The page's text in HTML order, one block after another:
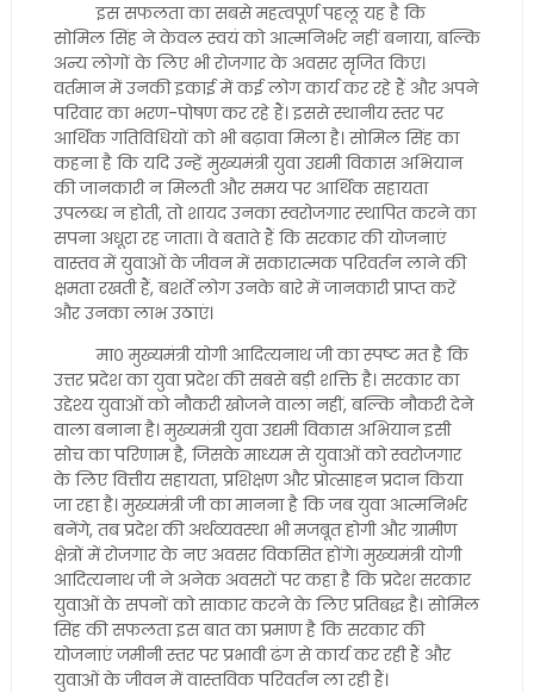
इस सफलता का सबसे महत्वपूर्ण पहलू यह है कि
सोमिल सिंह ने केवल स्वयं को आत्मनिर्भर नहीं बनाया, बल्कि
अन्य लोगों के लिए भी रोजगार के अवसर सृजित किए।
वर्तमान में उनकी इकाई में कई लोग कार्य कर रहे हैं और अपने
परिवार का भरण-पोषण कर रहे हैं। इससे स्थानीय स्तर पर
आर्थिक गतिविधियों को भी बढ़ावा मिला है। सोमिल सिंह का
कहना है कि यदि उन्हें मुख्यमंत्री युवा उद्यमी विकास अभियान
की जानकारी न मिलती और समय पर आर्थिक सहायता
उपलब्ध न होती, तो शायद उनका स्वरोजगार स्थापित करने का
सपना अधूरा रह जाता। वे बताते हैं कि सरकार की योजनाएं
वास्तव में युवाओं के जीवन में सकारात्मक परिवर्तन लाने की
क्षमता रखती हैं, बशर्ते लोग उनके बारे में जानकारी प्राप्त करें
और उनका लाभ उठाएं।
मा० मुख्यमंत्री योगी आदित्यनाथ जी का स्पष्ट मत है कि
उत्तर प्रदेश का युवा प्रदेश की सबसे बड़ी शक्ति है। सरकार का
उद्देश्य युवाओं को नौकरी खोजने वाला नहीं, बल्कि नौकरी देने
वाला बनाना है। मुख्यमंत्री युवा उद्यमी विकास अभियान इसी
सोच का परिणाम है, जिसके माध्यम से युवाओं को स्वरोजगार
के लिए वित्तीय सहायता, प्रशिक्षण और प्रोत्साहन प्रदान किया
जा रहा है। मुख्यमंत्री जी का मानना है कि जब युवा आत्मनिर्भर
बनेंगे, तब प्रदेश की अर्थव्यवस्था भी मजबूत होगी और ग्रामीण
क्षेत्रों में रोजगार के नए अवसर विकसित होंगे। मुख्यमंत्री योगी
आदित्यनाथ जी ने अनेक अवसरों पर कहा है कि प्रदेश सरकार
युवाओं के सपनों को साकार करने के लिए प्रतिबद्ध है। सोमिल
सिंह की सफलता इस बात का प्रमाण है कि सरकार की
योजनाएं जमीनी स्तर पर प्रभावी ढंग से कार्य कर रही हैं और
युवाओं के जीवन में वास्तविक परिवर्तन ला रही हैं।